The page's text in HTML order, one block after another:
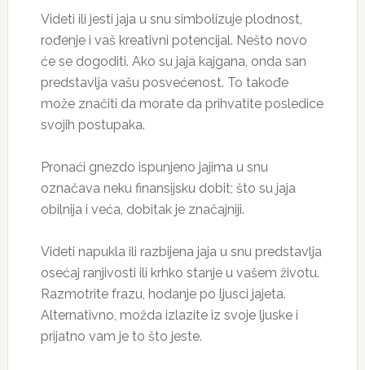
Videti ili jesti jaja u snu simbolizuje plodnost,
rođenje i vaš kreativni potencijal. Nešto novo
će se dogoditi. Ako su jaja kajgana, onda san
predstavlja vašu posvećenost. To takođe
može značiti da morate da prihvatite posledice
svojih postupaka.
Pronaći gnezdo ispunjeno jajima u snu
označava neku finansijsku dobit; što su jaja
obilnija i veća, dobitak je značajniji.
Videti napukla ili razbijena jaja u snu predstavlja
osećaj ranjivosti ili krhko stanje u vašem životu.
Razmotrite frazu, hodanje po ljusci jajeta.
Alternativno, možda izlazite iz svoje ljuske i
prijatno vam je to što jeste.